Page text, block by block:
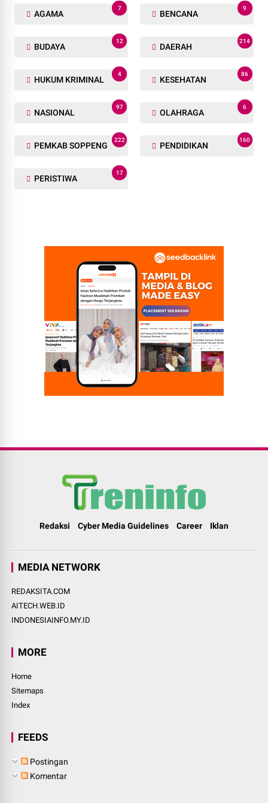
AGAMA
7
BENCANA
9
BUDAYA
12
DAERAH
214
HUKUM KRIMINAL
4
KESEHATAN
86
NASIONAL
97
OLAHRAGA
6
PEMKAB SOPPENG
222
PENDIDIKAN
160
PERISTIWA
17
Redaksi Cyber Media Guidelines Career Iklan
MEDIA NETWORK
REDAKSITA.COM
AITECH.WEB.ID
INDONESIAINFO.MY.ID
MORE
Home
Sitemaps
Index
FEEDS
Postingan
Komentar